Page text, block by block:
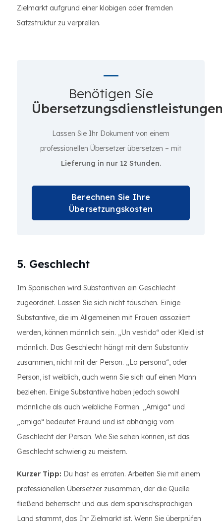
Zielmarkt aufgrund einer klobigen oder fremden
Satzstruktur zu verprellen.
Benötigen Sie
Lassen Sie Ihr Dokument von einem
professionellen Übersetzer übersetzen – mit
Lieferung in nur 12 Stunden.
Berechnen Sie Ihre
Übersetzungskosten
5. Geschlecht
Im Spanischen wird Substantiven ein Geschlecht
zugeordnet. Lassen Sie sich nicht täuschen. Einige
Substantive, die im Allgemeinen mit Frauen assoziiert
werden, können männlich sein. „Un vestido“ oder Kleid ist
männlich. Das Geschlecht hängt mit dem Substantiv
zusammen, nicht mit der Person. „La persona“, oder
Person, ist weiblich, auch wenn Sie sich auf einen Mann
beziehen. Einige Substantive haben jedoch sowohl
männliche als auch weibliche Formen. „Amiga“ und
„amigo“ bedeutet Freund und ist abhängig vom
Geschlecht der Person. Wie Sie sehen können, ist das
Geschlecht schwierig zu meistern.
Kurzer Tipp: Du hast es erraten. Arbeiten Sie mit einem
professionellen Übersetzer zusammen, der die Quelle
fließend beherrscht und aus dem spanischsprachigen
Land stammt, das Ihr Zielmarkt ist. Wenn Sie überprüfen